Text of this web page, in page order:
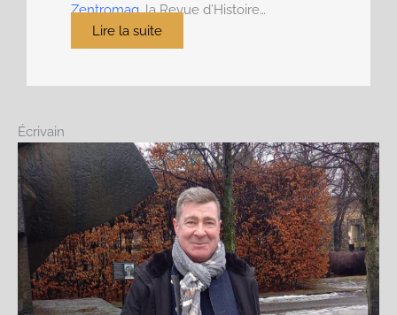
Zentromag, la Revue d’Histoire…
Lire la suite
Écrivain